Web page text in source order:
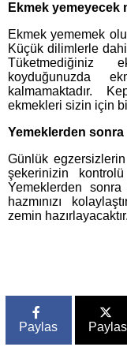
Ekmek yemeyecek
Ekmek yememek
Küçük dilimlerle
Tüketmediğiniz
koyduğunuzda
kalmamaktadır.
ekmekleri sizin için
Yemeklerden sonra
Günlük egzersizlerin
şekerinizin
Yemeklerden
hazmınızı
zemin hazırlayacaktır.
Paylas Paylas